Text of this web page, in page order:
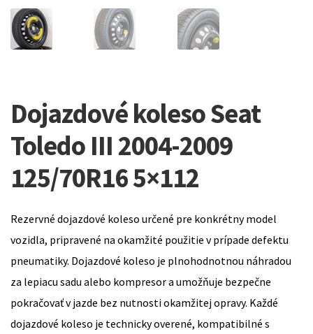
Dojazdové koleso Seat
Toledo III 2004-2009
125/70R16 5×112
Rezervné dojazdové koleso určené pre konkrétny model
vozidla, pripravené na okamžité použitie v prípade defektu
pneumatiky. Dojazdové koleso je plnohodnotnou náhradou
za lepiacu sadu alebo kompresor a umožňuje bezpečne
pokračovať v jazde bez nutnosti okamžitej opravy. Každé
dojazdové koleso je technicky overené, kompatibilné s